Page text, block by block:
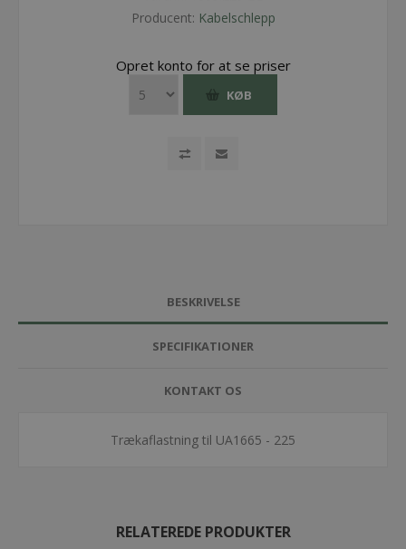
Producent: Kabelschlepp
Opret konto for at se priser
KØB
BESKRIVELSE
SPECIFIKATIONER
KONTAKT OS
Trækaflastning til UA1665 - 225
RELATEREDE PRODUKTER